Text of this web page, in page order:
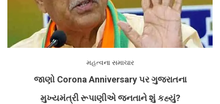
મહત્વના સમાચાર
જાણો Corona Anniversary પર ગુજરાતના
મુખ્યમંત્રી રૂપાણીએ જનતાને શું કહ્યું?